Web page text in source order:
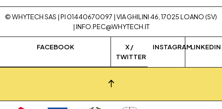
© WHYTECH SAS | PI 01440670097 | VIA GHILINI 46, 17025 LOANO (SV)
|INFO.PEC@WHYTECH.IT
FACEBOOK
X /
TWITTER
INSTAGRAMLINKEDIN